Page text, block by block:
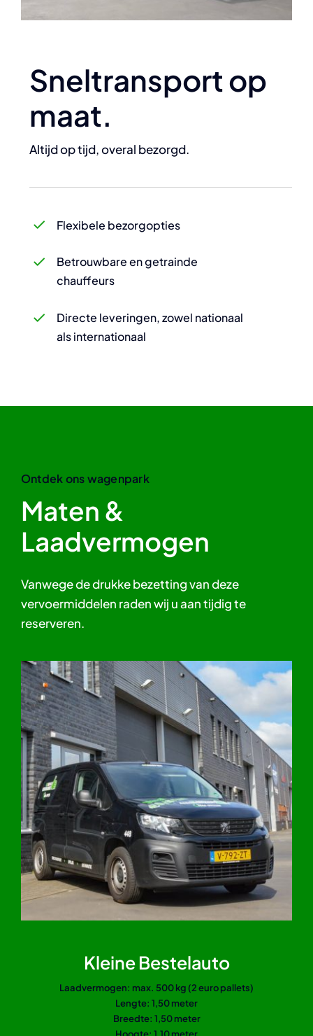
Sneltransport op
maat.
Altijd op tijd, overal bezorgd.
Flexibele bezorgopties
Betrouwbare en getrainde
chauffeurs
Directe leveringen, zowel nationaal
als internationaal
Ontdek ons wagenpark
Maten &
Laadvermogen
Vanwege de drukke bezetting van deze
vervoermiddelen raden wij u aan tijdig te
reserveren.
Kleine Bestelauto
Laadvermogen: max. 500 kg (2 euro pallets)
Lengte: 1,50 meter
Breedte: 1,50 meter